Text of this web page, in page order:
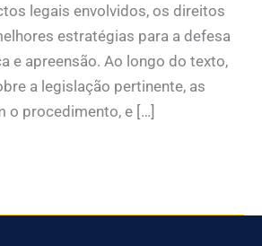
legais envolvidos, os direitos
estratégias para a defesa
e apreensão. Ao longo do texto,
a legislação pertinente, as
o procedimento, e […]